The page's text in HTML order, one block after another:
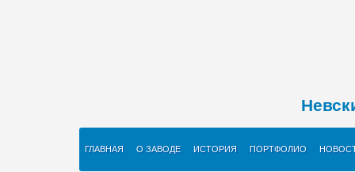
ГЛАВНАЯ О ЗАВОДЕ ИСТОРИЯ ПОРТФОЛИО